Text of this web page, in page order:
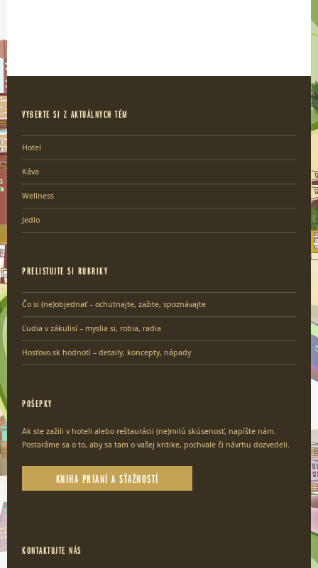
VYBERTE SI Z AKTUÁLNYCH TÉM
Hotel
Káva
Wellness
Jedlo
PRELISTUJTE SI RUBRIKY
Čo si (ne)objednať – ochutnajte, zažite, spoznávajte
Ľudia v zákulisí – myslia si, robia, radia
Hosťovo.sk hodnotí – detaily, koncepty, nápady
POŠEPKY
Ak ste zažili v hoteli alebo reštaurácii (ne)milú skúsenosť, napíšte nám.
Postaráme sa o to, aby sa tam o vašej kritike, pochvale či návrhu dozvedeli.
KNIHA PRIANÍ A SŤAŽNOSTÍ
KONTAKTUJTE NÁS